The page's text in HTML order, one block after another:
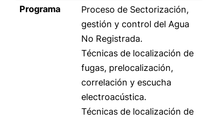
Programa
Proceso de Sectorización,
gestión y control del Agua
No Registrada.
Técnicas de localización de
fugas, prelocalización,
correlación y escucha
electroacústica.
Técnicas de localización de